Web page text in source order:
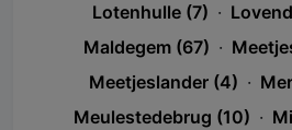
Lotenhulle (7) ·
Maldegem (67) ·
Meetjeslander (4) ·
Meulestedebrug (10) ·